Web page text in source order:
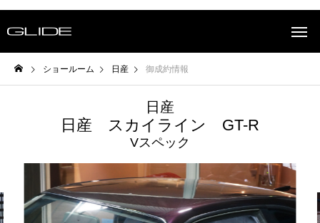
ショールーム 日産 御成約情報
日産
日産 スカイライン GT-R
Vスペック